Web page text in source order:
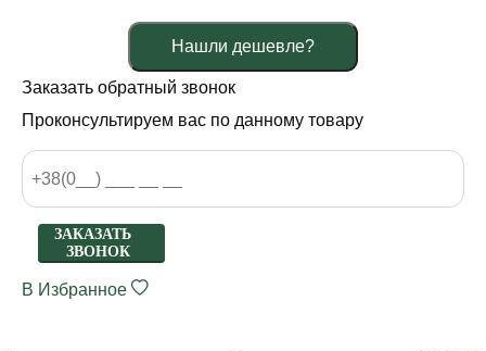
Нашли дешевле?
Заказать обратный звонок
Проконсультируем вас по данному товару
ЗАКАЗАТЬ
ЗВОНОК
В Избранное